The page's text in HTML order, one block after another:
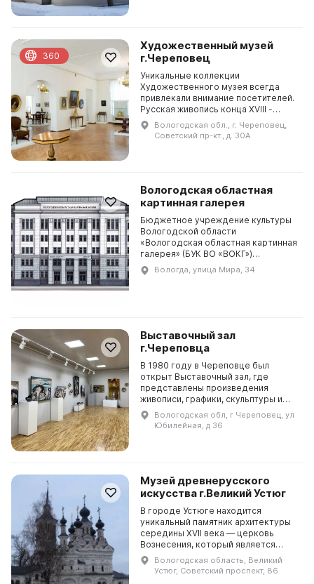
Художественный музей
г.Череповец
Уникальные коллекции
Художественного музея всегда
привлекали внимание посетителей.
Русская живопись конца XVIII -
начала XX века создавалась в 20-
30-х годах прошлого столетия
благодаря поступлениям из...
Вологодская обл., г. Череповец,
Советский пр-кт., д. 30А
360
Вологодская областная
картинная галерея
Бюджетное учреждение культуры
Вологодской области
«Вологодская областная картинная
галерея» (БУК ВО «ВОКГ»)
Вологодская областная картинная
галерея создана в 1952 году на
Вологда, улица Мира, 34
Выставочный зал
г.Череповца
В 1980 году в Череповце был
открыт Выставочный зал, где
представлены произведения
живописи, графики, скульптуры и
декоративно-прикладного
искусства. Каждый месяц проходят
новые выставки с различным ха...
Вологодская обл, г Череповец, ул
Юбилейная, д 36
Музей древнерусского
искусства г.Великий Устюг
В городе Устюге находится
уникальный памятник архитектуры
середины XVII века — церковь
Вознесения, который является
одним из самых красивых
памятников Русского Севера.
Сейчас в ней расположен Музей
Вологодская область, Великий
Устюг, Советский проспект, 86